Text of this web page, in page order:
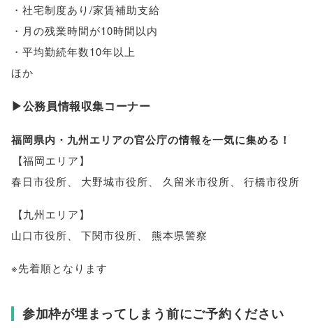
・社宅制度あり/家賃補助支給
・月の残業時間が10時間以内
・平均勤続年数10年以上
ほか
▶公務員情報収集コーナー
福岡県内・九州エリアの官公庁の情報を一気に集める！
【福岡エリア】
春日市役所
大野城市役所 久留米市役所 行橋市役所
【九州エリア】
山口市役所
下関市役所 熊本県警察
※先着順となります
参加枠が埋まってしまう前にご予約ください